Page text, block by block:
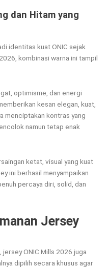
dan Hitam yang
identitas kuat ONIC sejak
kombinasi warna ini tampil
optimisme, dan energi
kesan elegan, kuat,
menciptakan kontras yang
namun tetap enak
ketat, visual yang kuat
ini berhasil menyampaikan
percaya diri, solid, dan
Jersey
jersey ONIC Mills 2026 juga
dipilih secara khusus agar